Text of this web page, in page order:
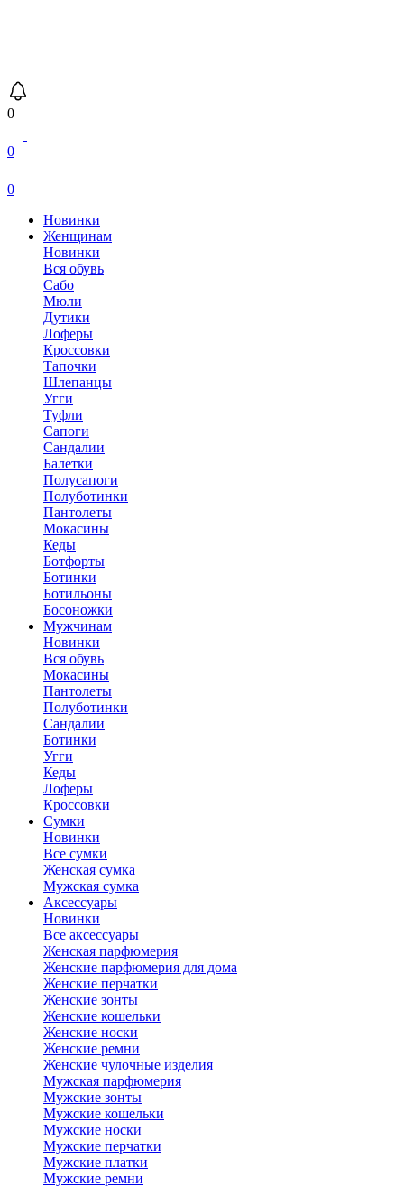
0
0
0
Новинки
Женщинам
Новинки
Вся обувь
Сабо
Мюли
Дутики
Лоферы
Кроссовки
Тапочки
Шлепанцы
Угги
Туфли
Сапоги
Сандалии
Балетки
Полусапоги
Полуботинки
Пантолеты
Мокасины
Кеды
Ботфорты
Ботинки
Ботильоны
Босоножки
Мужчинам
Новинки
Вся обувь
Мокасины
Пантолеты
Полуботинки
Сандалии
Ботинки
Угги
Кеды
Лоферы
Кроссовки
Сумки
Новинки
Все сумки
Женская сумка
Мужская сумка
Аксессуары
Новинки
Все аксессуары
Женская парфюмерия
Женские парфюмерия для дома
Женские перчатки
Женские зонты
Женские кошельки
Женские носки
Женские ремни
Женские чулочные изделия
Мужская парфюмерия
Мужские зонты
Мужские кошельки
Мужские носки
Мужские перчатки
Мужские платки
Мужские ремни